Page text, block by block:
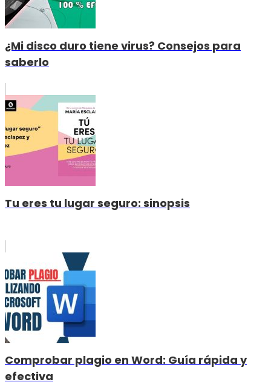
¿Mi disco duro tiene virus? Consejos para
saberlo
Tu eres tu lugar seguro: sinopsis
Comprobar plagio en Word: Guía rápida y
efectiva